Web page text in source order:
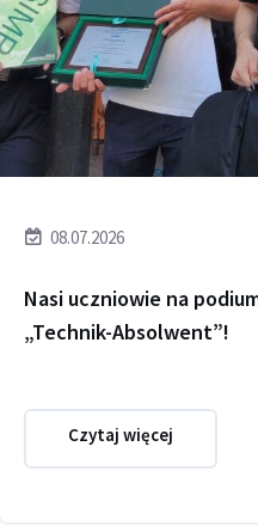
08.07.2026
Nasi uczniowie na
„Technik-Absolwent”!
Czytaj więcej